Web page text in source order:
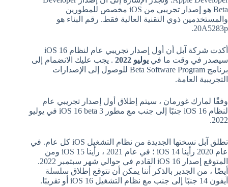
Beta هو إصدار تجريبي من iOS مخصص للمطورين
والمستخدمين ذوي التقنية العالية فقط. رقم البناء هو
20A5283p.
أكدت شركة آبل أن أول إصدار تجريبي عام لنظام iOS 16
سيصدر في وقت ما في يوليو 2022
. يجب عليك الانضمام إلى
برنامج Beta Software Program للوصول إلى الإصدارات
التجريبية العامة.
وفقًا لمارك غورمان ، سيتم إطلاق أول إصدار تجريبي عام
لنظام iOS 16 جنبًا إلى جنب مع مطور iOS 16 beta 3 في يوليو
2022.
تطلق آبل نسختها الجديدة من نظام التشغيل iOS كل عام. في
عام 2020 رأينا iOS 14 ؛ في عام 2021 ، رأينا iOS 15 ومن
المتوقع إصدار iOS 16 القادم في حوالي شهر سبتمبر 2022.
أيضًا ، من الجدير بالذكر أننا يمكن أن نتوقع إطلاق سلسلة
آيفون 14 جنبًا إلى جنب مع نظام التشغيل iOS 16 أو تقريبًا.